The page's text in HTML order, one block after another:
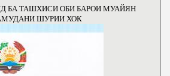
БА ТАШХИСИ ОБИ БАРОИ МУАЙЯН
ШУРИИ ХОК